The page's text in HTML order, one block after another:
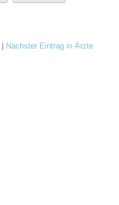
Nächster Eintrag in Ärzte